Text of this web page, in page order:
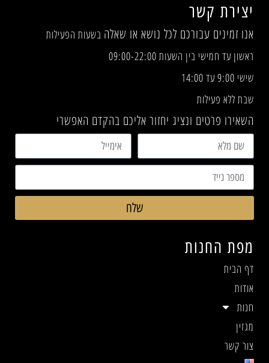
מפת החנות
דף הבית
אודות
חנות
מגזין
צור קשר
יצירת קשר
אנו זמינים עבורכם לכל נושא או שאלה בשעות הפעילות
ראשון עד חמישי בין השעות 09:00-22:00
שישי 9:00 עד 14:00
שבת ללא פעילות
השאירו פרטים ונציג יחזור אליכם בהקדם האפשרי
שלח